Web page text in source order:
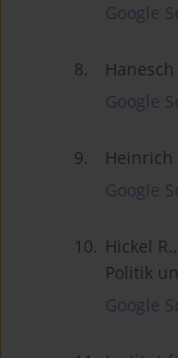
Google
8.
Google
9.
Heinrich
Google
10. Hickel
Politik
Google